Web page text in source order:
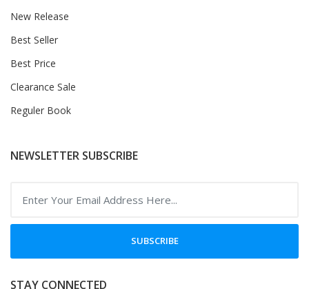
New Release
Best Seller
Best Price
Clearance Sale
Reguler Book
NEWSLETTER SUBSCRIBE
SUBSCRIBE
STAY CONNECTED